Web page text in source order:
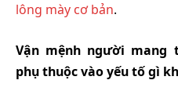
lông mày cơ bản.
Vận mệnh người mang
phụ thuộc vào yếu tố gì